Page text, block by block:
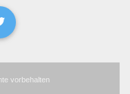
vorbehalten